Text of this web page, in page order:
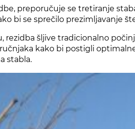
preporučuje se tretiranje
bi se sprečilo prezimljavanje
rezidba šljive tradicionalno
kako bi postigli
stabla.